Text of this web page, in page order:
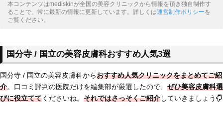
本コンテンツはmediskinが全国の美容クリニックから情報を頂き独自制作す
ることで、常に最新の情報に更新しています。詳しくは運営制作ポリシーを
ご覧ください。
国分寺 / 国立の美容皮膚科おすすめ人気3選
国分寺 / 国立の美容皮膚科からおすすめ人気クリニックをまとめてご紹
介。口コミ評判の医院だけを編集部が厳選したので、 ぜひ美容皮膚科選
びに役立ててくださいね。 それではさっそくご紹介していきましょう